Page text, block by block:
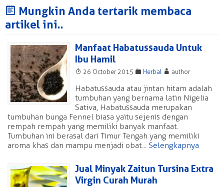
J Mungkin Anda tertarik membaca
artikel ini..
Manfaat Habatussauda Untuk
Ibu Hamil
T 26 October 2015 F Herbal A author
Habatussauda atau jintan hitam adalah
tumbuhan yang bernama latin Nigelia
Sativa, Habatussauda merupakan
tumbuhan bunga Fennel biasa yaitu sejenis dengan
rempah rempah yang memiliki banyak manfaat.
Tumbuhan ini berasal dari Timur Tengah yang memiliki
aroma khas dan mampu menjadi obat... Selengkapnya
Jual Minyak Zaitun Tursina Extra
Virgin Curah Murah